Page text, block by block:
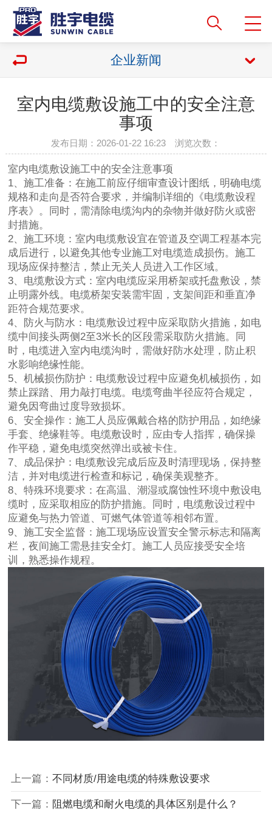
企业新闻
室内电缆敷设施工中的安全注意
事项
发布日期：2026-01-22 16:23 浏览次数：
室内电缆敷设施工中的安全注意事项
1、施工准备：在施工前应仔细审查设计图纸，明确电缆
规格和走向是否符合要求，并编制详细的《电缆敷设程
序表》。同时，需清除电缆沟内的杂物并做好防火或密
封措施。
2、施工环境：室内电缆敷设宜在管道及空调工程基本完
成后进行，以避免其他专业施工对电缆造成损伤。施工
现场应保持整洁，禁止无关人员进入工作区域。
3、电缆敷设方式：室内电缆应采用桥架或托盘敷设，禁
止明露外线。电缆桥架安装需牢固，支架间距和垂直净
距符合规范要求。
4、防火与防水：电缆敷设过程中应采取防火措施，如电
缆中间接头两侧2至3米长的区段需采取防火措施。同
时，电缆进入室内电缆沟时，需做好防水处理，防止积
水影响绝缘性能。
5、机械损伤防护：电缆敷设过程中应避免机械损伤，如
禁止踩踏、用力敲打电缆。电缆弯曲半径应符合规定，
避免因弯曲过度导致损坏。
6、安全操作：施工人员应佩戴合格的防护用品，如绝缘
手套、绝缘鞋等。电缆敷设时，应由专人指挥，确保操
作平稳，避免电缆突然弹出或被卡住。
7、成品保护：电缆敷设完成后应及时清理现场，保持整
洁，并对电缆进行检查和标记，确保美观整齐。
8、特殊环境要求：在高温、潮湿或腐蚀性环境中敷设电
缆时，应采取相应的防护措施。同时，电缆敷设过程中
应避免与热力管道、可燃气体管道等相邻布置。
9、施工安全监督：施工现场应设置安全警示标志和隔离
栏，夜间施工需悬挂安全灯。施工人员应接受安全培
训，熟悉操作规程。
上一篇： 不同材质/用途电缆的特殊敷设要求
下一篇： 阻燃电缆和耐火电缆的具体区别是什么？